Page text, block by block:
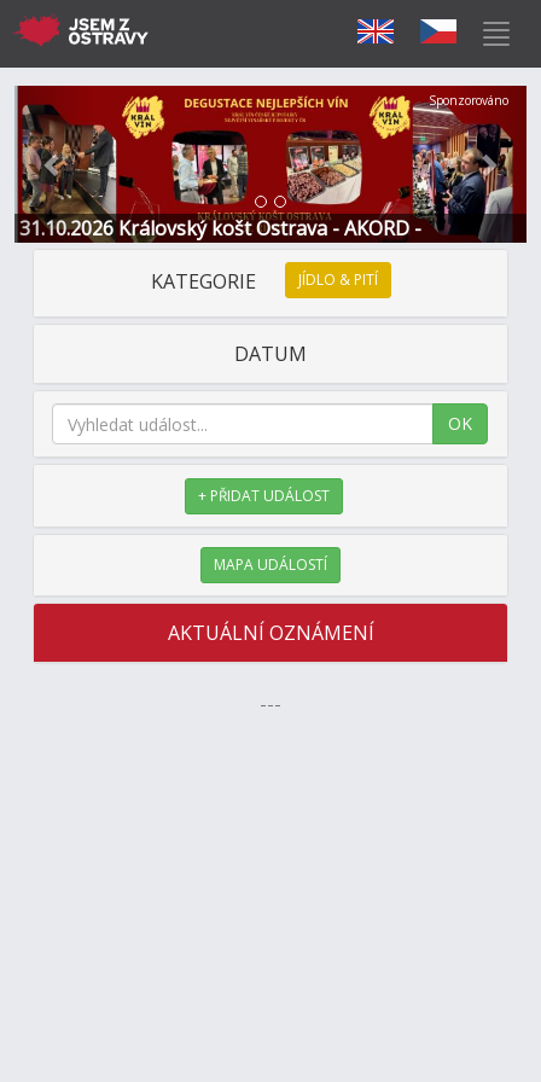
31.10.2026 Královský košt Ostrava - AKORD -
Restaurace a Hotel
Předchozí Další
Sponzorováno
KATEGORIE JÍDLO & PITÍ
DATUM
OK
+ PŘIDAT UDÁLOST
MAPA UDÁLOSTÍ
AKTUÁLNÍ OZNÁMENÍ
---